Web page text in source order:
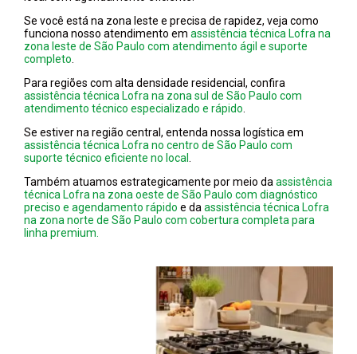
Se você está na zona leste e precisa de rapidez, veja como
funciona nosso atendimento em assistência técnica Lofra na
zona leste de São Paulo com atendimento ágil e suporte
completo
Para regiões com alta densidade residencial, confira
assistência técnica Lofra na zona sul de São Paulo com
atendimento técnico especializado e rápido
Se estiver na região central, entenda nossa logística em
assistência técnica Lofra no centro de São Paulo com
suporte técnico eficiente no local
Também atuamos estrategicamente por meio da assistência
técnica Lofra na zona oeste de São Paulo com diagnóstico
preciso e agendamento rápido e da assistência técnica Lofra
na zona norte de São Paulo com cobertura completa para
linha premium.